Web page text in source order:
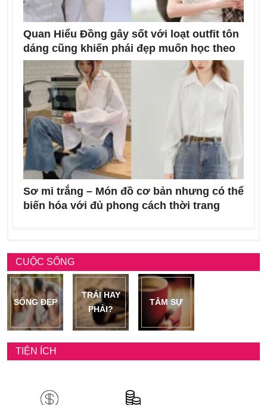
Quan Hiểu Đồng gây sốt với loạt outfit tôn
dáng cũng khiến phái đẹp muốn học theo
Sơ mi trắng – Món đồ cơ bản nhưng có thể
biến hóa với đủ phong cách thời trang
CUỘC SỐNG
SỐNG ĐẸP
TRÁI HAY
PHẢI?
TÂM SỰ
TIỆN ÍCH